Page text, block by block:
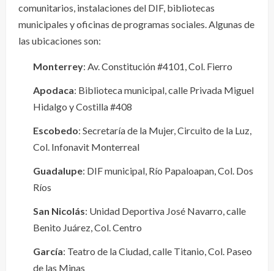
comunitarios, instalaciones del DIF, bibliotecas
municipales y oficinas de programas sociales. Algunas de
las ubicaciones son:
Monterrey: Av. Constitución #4101, Col. Fierro
Apodaca: Biblioteca municipal, calle Privada Miguel
Hidalgo y Costilla #408
Escobedo: Secretaría de la Mujer, Circuito de la Luz,
Col. Infonavit Monterreal
Guadalupe: DIF municipal, Río Papaloapan, Col. Dos
Ríos
San Nicolás: Unidad Deportiva José Navarro, calle
Benito Juárez, Col. Centro
García: Teatro de la Ciudad, calle Titanio, Col. Paseo
de las Minas